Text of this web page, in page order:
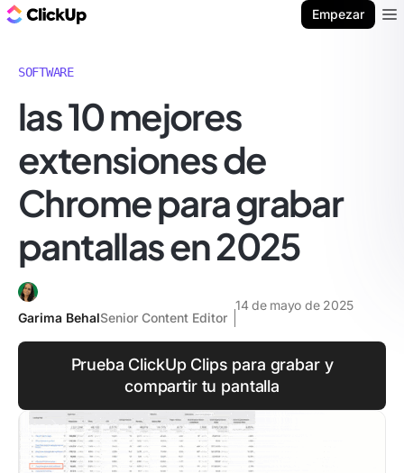
Empezar
SOFTWARE
las 10 mejores
extensiones de
Chrome para grabar
pantallas en 2025
Garima BehalSenior Content Editor
14 de mayo de 2025
Prueba ClickUp Clips para grabar y
compartir tu pantalla